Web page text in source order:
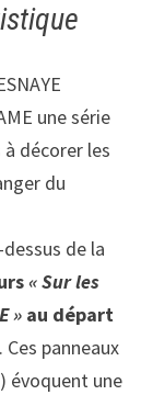
une série
décorer les
du
de la
« Sur les
» au départ
Ces panneaux
évoquent une